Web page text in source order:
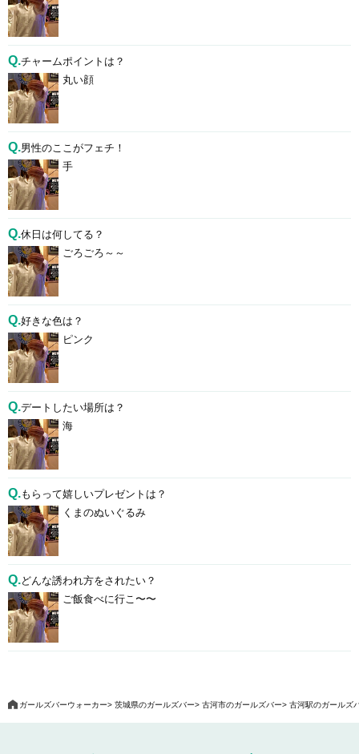
Q.チャームポイントは？
丸い顔
Q.男性のここがフェチ！
手
Q.休日は何してる？
ごろごろ～～
Q.好きな色は？
ピンク
Q.デートしたい場所は？
海
Q.もらって嬉しいプレゼントは？
くまのぬいぐるみ
Q.どんな誘われ方をされたい？
ご飯食べに行こ〜〜
ガールズバーウォーカー 茨城県のガールズバー 古河市のガールズバー 古河駅のガールズ